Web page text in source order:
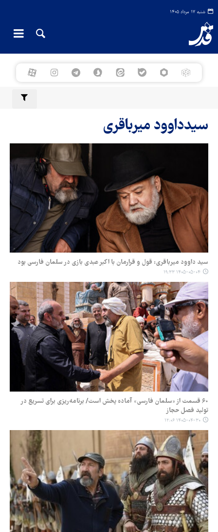
شنبه ۱۷ مرداد ۱۴۰۵
سیدداوود میرباقری
سید داوود میرباقری: قول و قرارمان با اکبر عبدی بازی در سلمان فارسی بود
۱۴۰۵-۰۵-۰۴ ۱۹:۳۳
۶٠ قسمت از «سلمان فارسی» آماده پخش است/ برنامه‌ریزی برای تسریع در
تولید فصل حجاز
۱۴۰۵-۰۴-۳۰ ۱۲:۰۶